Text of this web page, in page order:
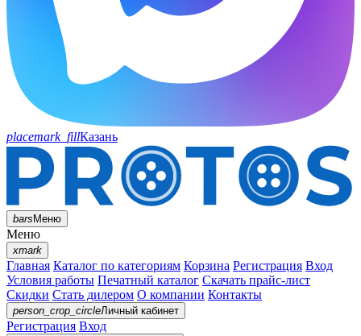
placemark_fillКазань
barsМеню
Меню
xmark
Главная Каталог по категориям Корзина Регистрация Вход
Условия работы Печатный каталог Скачать прайс-лист
Скидки Стать дилером О компании Контакты
person_crop_circleЛичный кабинет
Регистрация Вход